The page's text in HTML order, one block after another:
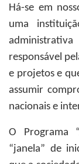
Há-se em
uma
responsável
e projetos e
assumir
nacionais e
O Programa
“janela” de